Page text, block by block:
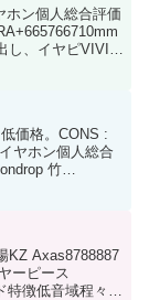
ン個人総合評価
し、イヤピVIVID
価格。CONS :
ヤホン個人総合
竹
KZ Axas8788887
ーピース
徴低音域程々の